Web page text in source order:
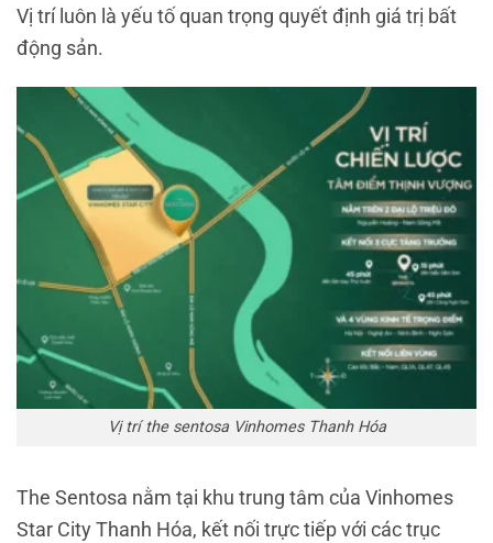
Vị trí luôn là yếu tố quan trọng quyết định giá trị bất
động sản.
Vị trí the sentosa Vinhomes Thanh Hóa
The Sentosa nằm tại khu trung tâm của Vinhomes
Star City Thanh Hóa, kết nối trực tiếp với các trục